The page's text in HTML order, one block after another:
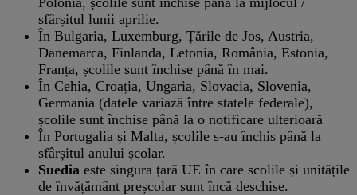
sfârșitul lunii aprilie.
În Bulgaria, Luxemburg, Țările de Jos, Austria,
Danemarca, Finlanda, Letonia, România, Estonia,
Franța, școlile sunt închise până în mai.
În Cehia, Croația, Ungaria, Slovacia, Slovenia,
Germania (datele variază între statele federale),
școlile sunt închise până la o notificare ulterioară
În Portugalia și Malta, școlile s-au închis până la
sfârșitul anului școlar.
Suedia este singura țară UE în care scolile și unitățile
de învățământ preșcolar sunt încă deschise.